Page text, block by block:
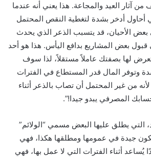
آثار العيد والمجاعة. هذا يعني أنه عندما
أحاول أدخر بشدة لتغطية النقص المحتمل
الأحيان، قد يتسبب الذعر الذي يحدث
قبول بعض المشاريع بدافع اليأس. هذا هو أحد
لها بصفتك عاملاً مستقلاً، لذا سوف
وتوفر المال قدر المستطاع في الفترات
لأنه من غير المحتمل أن تصاب بالذعر أثناء
المصرفي يبدو جيدا!”.
التي يطلق عليها البعض مسمي “الولائم”
جيدة في عمومها ومطلقها هكذا، فهي
يُساعد أثناء الفترات التي لا عمل بها، فهي